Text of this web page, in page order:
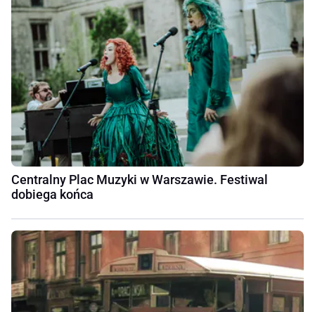
Centralny Plac Muzyki w Warszawie. Festiwal
dobiega końca